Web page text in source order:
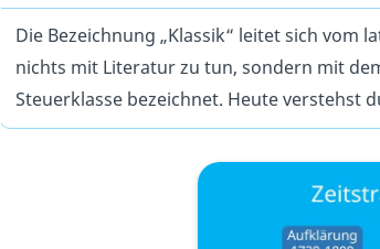
Die Bezeichnung „Klassik“ leitet sich vom
nichts mit Literatur zu tun, sondern mit
Steuerklasse bezeichnet. Heute verstehst